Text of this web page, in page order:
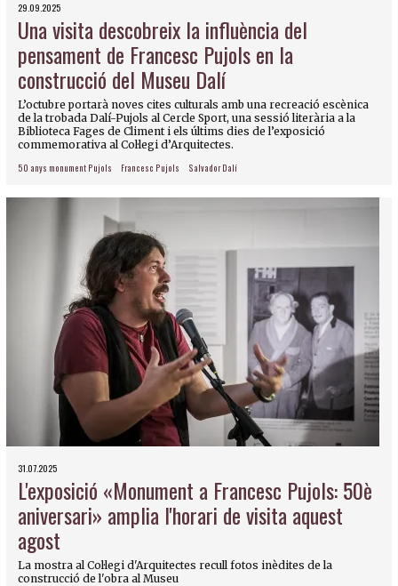
29.09.2025
Una visita descobreix la influència del
pensament de Francesc Pujols en la
construcció del Museu Dalí
L’octubre portarà noves cites culturals amb una recreació escènica
de la trobada Dalí-Pujols al Cercle Sport, una sessió literària a la
Biblioteca Fages de Climent i els últims dies de l’exposició
commemorativa al Col·legi d’Arquitectes.
50 anys monument Pujols Francesc Pujols Salvador Dalí
31.07.2025
L'exposició «Monument a Francesc Pujols: 50è
aniversari» amplia l'horari de visita aquest
agost
La mostra al Col·legi d'Arquitectes recull fotos inèdites de la
construcció de l'obra al Museu